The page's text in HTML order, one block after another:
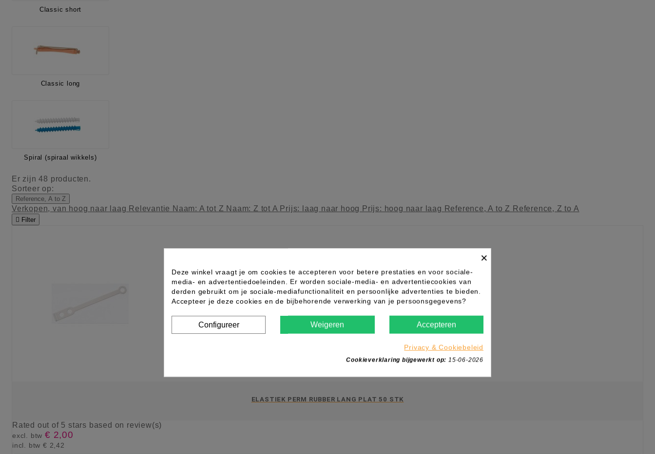
Classic short
Classic long
Spiral (spiraal wikkels)
Er zijn 48 producten.
Sorteer op:
Reference, A to Z
Verkopen, van hoog naar laag Relevantie Naam: A tot Z Naam: Z tot A Prijs: laag naar hoog Prijs: hoog naar laag Reference, A to Z Reference, Z to A
 Filter
ELASTIEK PERM RUBBER LANG PLAT 50 STK
Rated out of 5 stars based on review(s)
excl. btw € 2,00
incl. btw € 2,42
×
Deze winkel vraagt je om cookies te accepteren voor betere prestaties en voor sociale-
media- en advertentiedoeleinden. Er worden sociale-media- en advertentiecookies van
derden gebruikt om je sociale-mediafunctionaliteit en persoonlijke advertenties te bieden.
Accepteer je deze cookies en de bijbehorende verwerking van je persoonsgegevens?
Configureer Weigeren Accepteren
Privacy & Cookiebeleid
Cookieverklaring bijgewerkt op: 15-06-2026